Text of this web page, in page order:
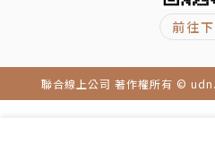
前往
聯合線上公司 著作權所有 ©